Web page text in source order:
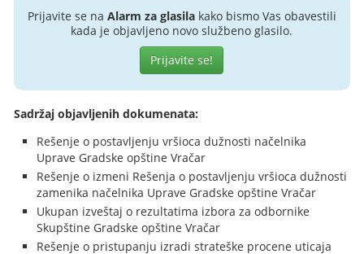
Prijavite se na Alarm za glasilakako bismo Vas obavestili
kada je objavljeno novo službeno glasilo.
Prijavite se!
Sadržaj objavljenih dokumenata:
Rešenje o postavljenju vršioca dužnosti načelnika
Uprave Gradske opštine Vračar
Rešenje o izmeni Rešenja o postavljenju vršioca dužnosti
zamenika načelnika Uprave Gradske opštine Vračar
Ukupan izveštaj o rezultatima izbora za odbornike
Skupštine Gradske opštine Vračar
Rešenje o pristupanju izradi strateške procene uticaja